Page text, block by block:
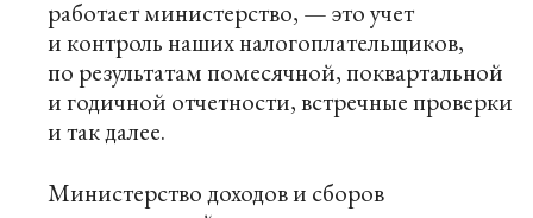
работает министерство, — это учет
и контроль наших налогоплательщиков,
по результатам помесячной, поквартальной
и годичной отчетности, встречные проверки
и так далее.
Министерство доходов и сборов